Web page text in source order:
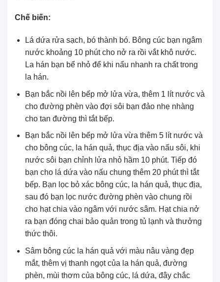
Chế biến:
Lá dứa rửa sạch, bó thành bó. Bông cúc bạn ngâm
nước khoảng 10 phút cho nở ra rồi vắt khô nước.
La hán bạn bể nhỏ để khi nấu nhanh ra chất trong
la hán.
Bạn bắc nồi lên bếp mở lửa vừa, thêm 1 lít nước và
cho đường phèn vào đợi sôi bạn đảo nhẹ nhàng
cho tan đường thì tắt bếp.
Bạn bắc nồi lên bếp mở lửa vừa thêm 5 lít nước và
cho bông cúc, la hán quả, thục địa vào nấu sôi, khi
nước sôi bạn chỉnh lửa nhỏ hầm 10 phút. Tiếp đó
bạn cho lá dứa vào nấu chung thêm 20 phút thì tắt
bếp. Bạn lọc bỏ xác bông cúc, la hán quả, thục địa,
sau đó bạn lọc nước đường phèn vào chung rồi
cho hạt chia vào ngâm với nước sâm. Hạt chia nở
ra bạn đóng chai bảo quản trong tủ lạnh và thưởng
thức thôi.
Sâm bông cúc la hán quả với màu nâu vàng đẹp
mắt, thêm vị thanh ngọt của la hán quả, đường
phèn, mùi thơm của bông cúc, lá dứa, đây chắc